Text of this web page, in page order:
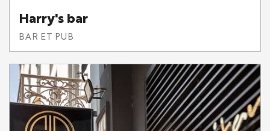
Harry's bar
BAR ET PUB